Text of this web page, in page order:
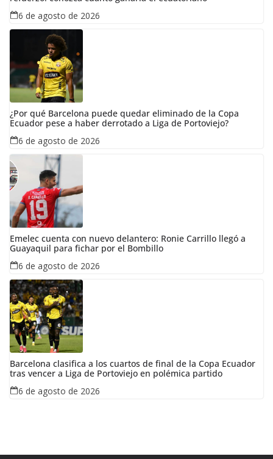
6 de agosto de 2026
¿Por qué Barcelona puede quedar eliminado de la Copa
Ecuador pese a haber derrotado a Liga de Portoviejo?
6 de agosto de 2026
Emelec cuenta con nuevo delantero: Ronie Carrillo llegó a
Guayaquil para fichar por el Bombillo
6 de agosto de 2026
Barcelona clasifica a los cuartos de final de la Copa Ecuador
tras vencer a Liga de Portoviejo en polémica partido
6 de agosto de 2026